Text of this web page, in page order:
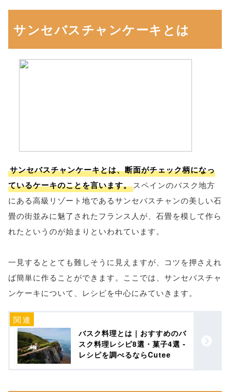
サンセバスチャンケーキとは
サンセバスチャンケーキとは、断面がチェック柄になっ
ているケーキのことを言います。 スペインのバスク地方
にある高級リゾート地であるサンセバスチャンの美しい石
畳の街並みに魅了されたフランス人が、石畳を模して作ら
れたというのが始まりといわれています。
一見するととても難しそうに見えますが、コツを押さえれ
ば簡単に作ることができます。ここでは、サンセバスチャ
ンケーキについて、レシピを中心にみていきます。
バスク料理とは｜おすすめのバ
スク料理レシピ8選・菓子4選 -
レシピを調べるならCutee